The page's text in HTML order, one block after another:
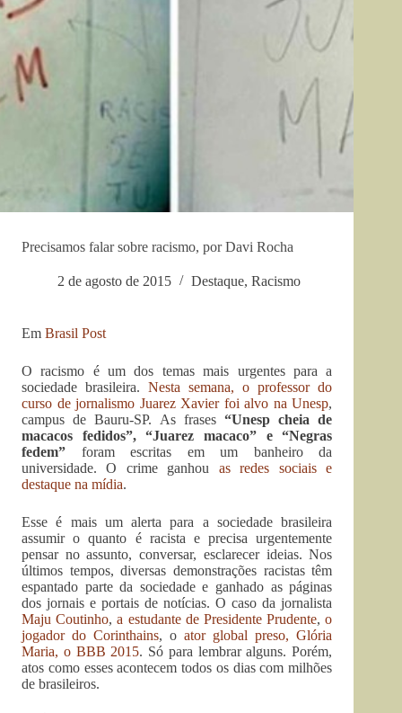
Precisamos falar sobre racismo, por Davi Rocha
2 de agosto de 2015 Destaque, Racismo
Em Brasil Post
O racismo é um dos temas mais urgentes para a
sociedade brasileira.Nesta semana, o professor do
curso de jornalismo Juarez Xavier foi alvo na Unesp,
campus de Bauru-SP. As frases “Unesp cheia de
macacos fedidos”, “Juarez macaco” e “Negras
fedem” foram escritas em um banheiro da
universidade. O crime ganhou as redes sociais e
destaque na mídia.
Esse é mais um alerta para a sociedade brasileira
assumir o quanto é racista e precisa urgentemente
pensar no assunto, conversar, esclarecer ideias. Nos
últimos tempos, diversas demonstrações racistas têm
espantado parte da sociedade e ganhado as páginas
dos jornais e portais de notícias. O caso da jornalista
Maju Coutinho,a estudante de Presidente Prudente,o
jogador do Corinthains, oator global preso, Glória
Maria, o BBB 2015. Só para lembrar alguns. Porém,
atos como esses acontecem todos os dias com milhões
de brasileiros.